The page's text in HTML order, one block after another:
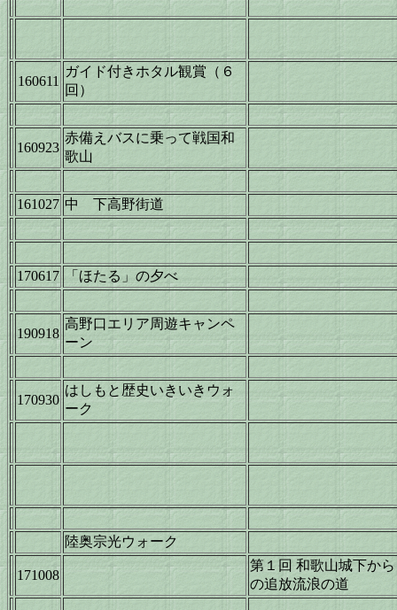
160611
ガイド付きホタル観賞（６
回）
160923
赤備えバスに乗って戦国和
歌山
161027 中 下高野街道
170617 「ほたる」の夕べ
190918
高野口エリア周遊キャンペ
ーン
170930
はしもと歴史いきいきウォ
ーク
陸奥宗光ウォーク
171008
第１回 和歌山城下から
の追放流浪の道